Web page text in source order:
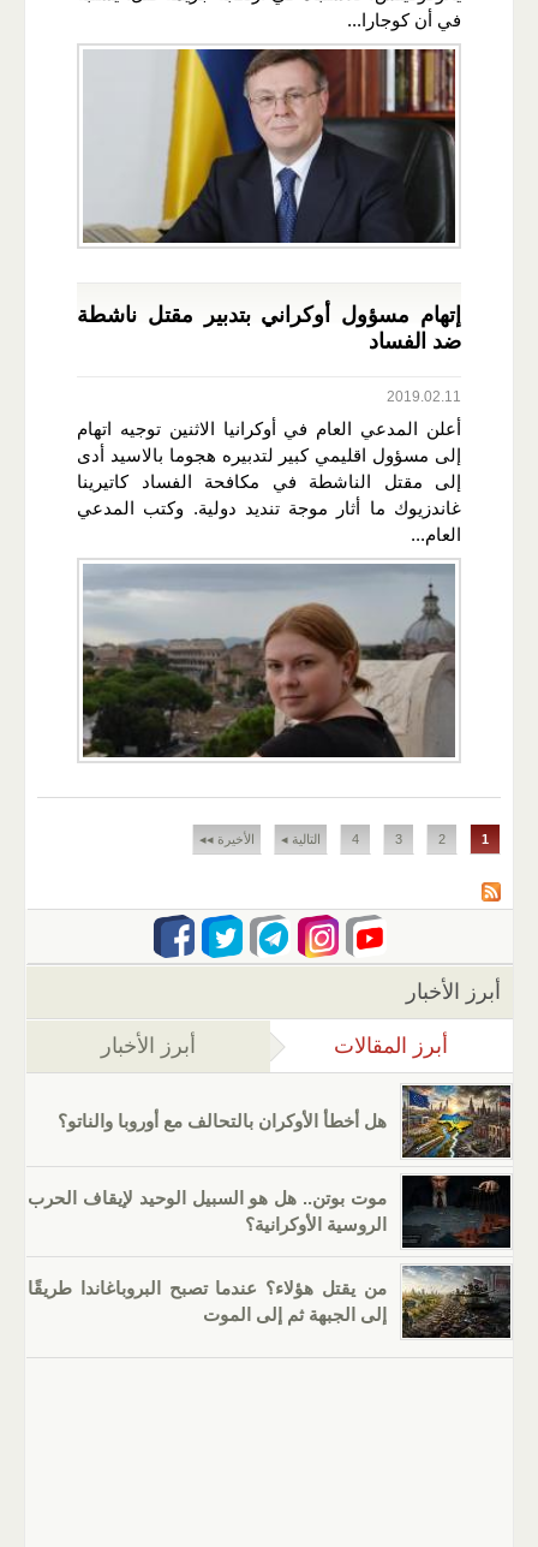
في أن كوجارا...
إتهام مسؤول أوكراني بتدبير مقتل ناشطة
ضد الفساد
2019.02.11
أعلن المدعي العام في أوكرانيا الاثنين توجيه اتهام
إلى مسؤول اقليمي كبير لتدبيره هجوما بالاسيد أدى
إلى مقتل الناشطة في مكافحة الفساد كاتيرينا
غاندزيوك ما أثار موجة تنديد دولية. وكتب المدعي
العام...
الصفحات
1
2
3
4 التالية ◂ الأخيرة ◂◂
أبرز الأخبار
أبرز المقالات (علامة التبويب النشطة)
أبرز الأخبار
هل أخطأ الأوكران بالتحالف مع أوروبا والناتو؟
موت بوتن.. هل هو السبيل الوحيد لإيقاف الحرب
الروسية الأوكرانية؟
من يقتل هؤلاء؟ عندما تصبح البروباغاندا طريقًا
إلى الجبهة ثم إلى الموت